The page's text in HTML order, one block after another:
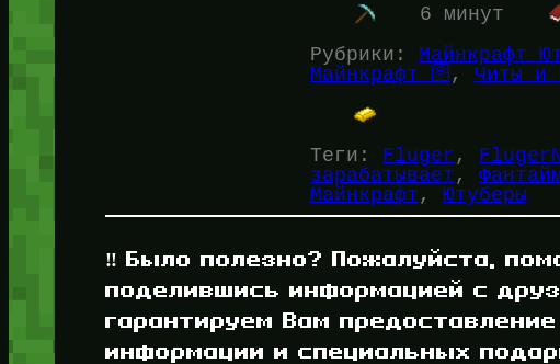
6 минут
Рубрики: Майнкрафт
Майнкрафт 🛜 , Читы и
Теги: Fluger ,
зарабатывает ,
Майнкрафт , Ютуберы
‼️ Было полезно? Пожалуйста,
поделившись информацией с
гарантируем Вам
информации и специальных